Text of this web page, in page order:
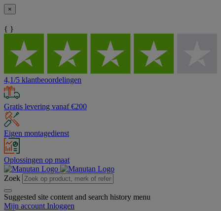
×
{ }
4,1/5 klantbeoordelingen
Gratis levering vanaf €200
Eigen montagedienst
Oplossingen op maat
Zoek
Suggested site content and search history menu
Mijn account Inloggen